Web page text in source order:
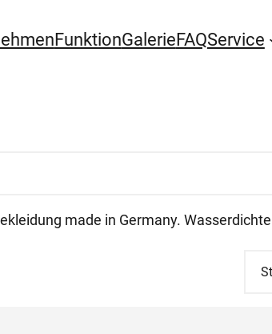
FunktionGalerieFAQService
made in Germany.